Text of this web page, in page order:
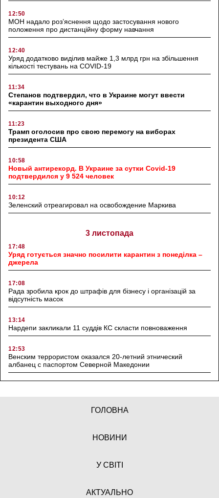
12:50
МОН надало роз’яснення щодо застосування нового
положення про дистанційну форму навчання
12:40
Уряд додатково виділив майже 1,3 млрд грн на збільшення
кількості тестувань на COVID-19
11:34
Степанов подтвердил, что в Украине могут ввести
«карантин выходного дня»
11:23
Трамп оголосив про свою перемогу на виборах
президента США
10:58
Новый антирекорд. В Украине за сутки Covid-19
подтвердился у 9 524 человек
10:12
Зеленский отреагировал на освобождение Маркива
3 листопада
17:48
Уряд готується значно посилити карантин з понеділка –
джерела
17:08
Рада зробила крок до штрафів для бізнесу і організацій за
відсутність масок
13:14
Нардепи закликали 11 суддів КС скласти повноваження
12:53
Венским террористом оказался 20-летний этнический
албанец с паспортом Северной Македонии
ГОЛОВНА
НОВИНИ
У СВІТІ
АКТУАЛЬНО